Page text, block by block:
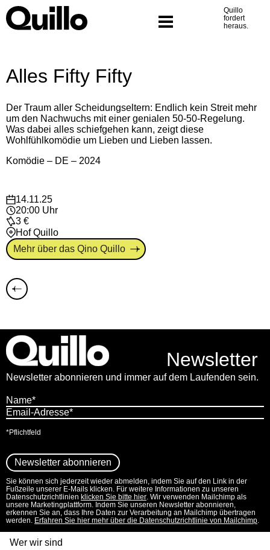
Skip
to
content
Quillo
fordert
heraus.
Programm
Alles Fifty Fifty
Der Traum aller Scheidungseltern: Endlich kein Streit mehr
um den Nachwuchs mit einer genialen 50-50-Regelung.
Was dabei alles schiefgehen kann, zeigt diese
Wohlfühlkomödie um Lieben und Lieben lassen.
Komödie – DE – 2024
14.11.25
20:00 Uhr
3 €
Hof Quillo
Mehr über das Qino Quillo
Newsletter
Newsletter abonnieren und immer auf dem Laufenden sein.
*Pflichtfeld
Sie können sich jederzeit wieder abmelden, indem Sie auf den Link in der
Fußzeile unserer E-Mails klicken. Für weitere Informationen zu unseren
Datenschutzrichtlinien klicken Sie bitte hier. Wir verwenden Mailchimp als
unsere Marketingplattform. Indem Sie unseren Newsletter abonnieren,
erkennen Sie an, dass Ihre Daten zur Verarbeitung an Mailchimp übertragen
werden. Erfahren Sie hier mehr über die Datenschutzrichtlinie von Mailchimp.
Wer wir sind